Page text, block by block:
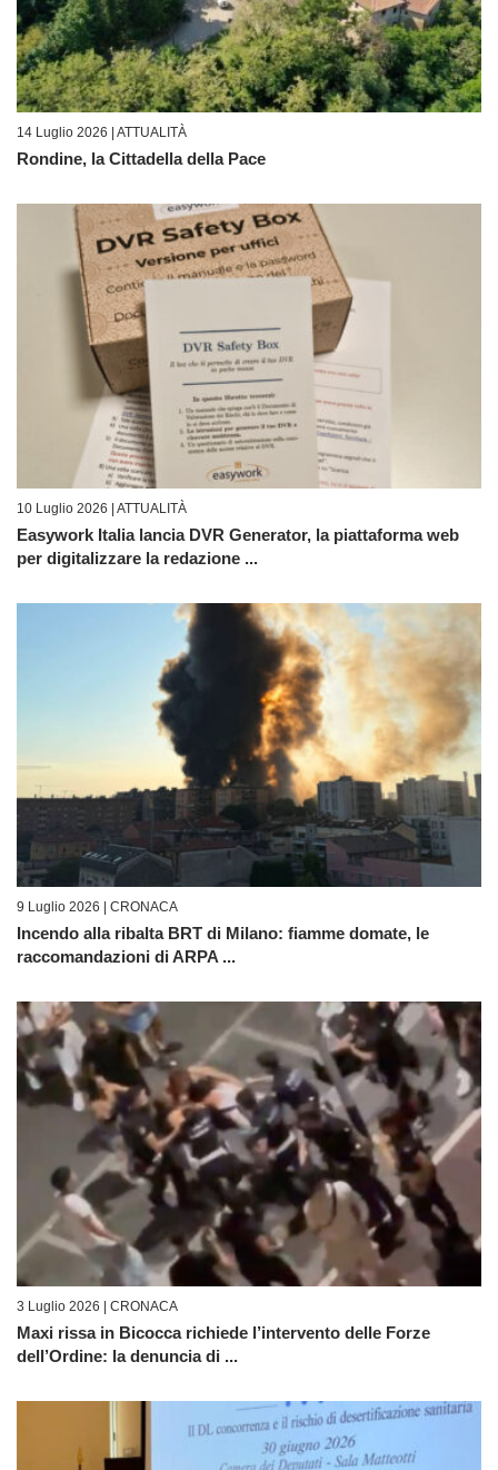
14 Luglio 2026 | ATTUALITÀ
Rondine, la Cittadella della Pace
10 Luglio 2026 | ATTUALITÀ
Easywork Italia lancia DVR Generator, la piattaforma web
per digitalizzare la redazione ...
9 Luglio 2026 | CRONACA
Incendo alla ribalta BRT di Milano: fiamme domate, le
raccomandazioni di ARPA ...
3 Luglio 2026 | CRONACA
Maxi rissa in Bicocca richiede l’intervento delle Forze
dell’Ordine: la denuncia di ...